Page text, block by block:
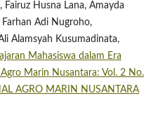
Fairuz Husna Lana, Amayda
Adi Nugroho,
Alamsyah Kusumadinata,
Mahasiswa dalam Era
Marin Nusantara: Vol. 2 No.
AGRO MARIN NUSANTARA